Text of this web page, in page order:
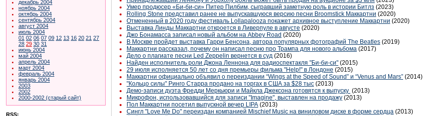
декабрь 2004
ноябрь 2004
октябрь 2004
сентябрь 2004
август 2004
июль 2004
01 02 06 07 09 12 13 16 20 21 27
28 29 30 31
июнь 2004
май 2004
апрель 2004
март 2004
февраль 2004
январь 2004
2003
2002
2000-2002 (старый сайт)
RSS:
Умер продюсер «Би-би-си» Питер Пилбим, сыгравший заметную роль в истории Битлз (2023)
Rolling Stone представил ранее не выпускавшуюся версию песни Broomstick Маккартни (2020)
Отмененный в 2020 году фестиваль Lollapalooza покажет архивное выступление Маккартни (2020)
Выставка Линды Маккартни откроется в Ливерпуле в августе (2020)
Джо Бонамасса записал новый альбом на Abbey Road (2020)
В Москве пройдет выставка Гарри Бенсона, автора популярных фотографий The Beatles (2019)
Маккартни рассказал, почему он написал песню про Трампа для нового альбома (2017)
Дело о плагиате песни Led Zeppelin вернется в суд (2016)
Найден исполнитель роли Джона Леннона для радиоспектакля "Би-би-си" (2015)
29 июля исполняется 50 лет со дня премьеры фильма "Help!" в Лондоне (2015)
Маккартни официально объявил о переиздании “Wings at the Speed of Sound” и “Venus and Mars” (2014)
"Кольцо силы" Ринго Старра продано на торгах в США за $28 тыс (2013)
Демо-записи дуэта Фредди Меркьюри и Майкла Джексона готовятся к выпуску (2013)
Микрофон, использовавшийся для записи "Imagine", выставлен на продажу (2013)
Пол Маккартни посетил выпускной вечер LIPA (2013)
Сингл "Love Me Do" переиздан компанией Mischief Music на виниловом диске в форме сердца (2013)